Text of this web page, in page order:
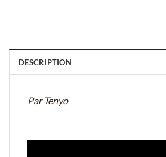
DESCRIPTION
Par Tenyo